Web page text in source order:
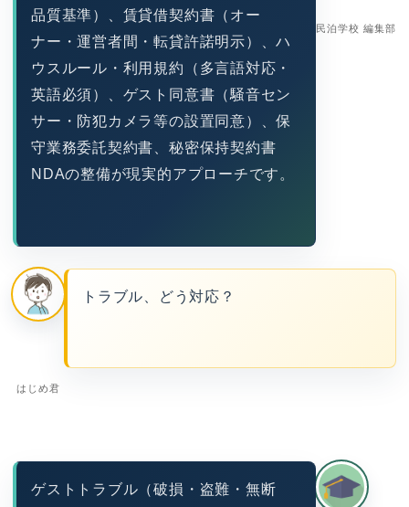
民泊学校 編集部
品質基準）、賃貸借契約書（オー
ナー・運営者間・転貸許諾明示）、ハ
ウスルール・利用規約（多言語対応・
英語必須）、ゲスト同意書（騒音セン
サー・防犯カメラ等の設置同意）、保
守業務委託契約書、秘密保持契約書
NDAの整備が現実的アプローチです。
はじめ君
トラブル、どう対応？
ゲストトラブル（破損・盗難・無断